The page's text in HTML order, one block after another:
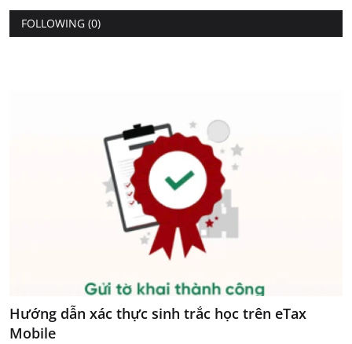
FOLLOWING (0)
Hướng dẫn xác thực sinh trắc học trên eTax
Mobile